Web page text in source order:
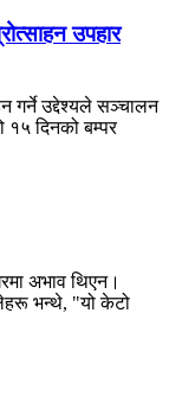
उपहार
गर्ने उद्देश्यले सञ्चालन
१५ दिनको बम्पर
अभाव थिएन।
भन्थे, "यो केटो